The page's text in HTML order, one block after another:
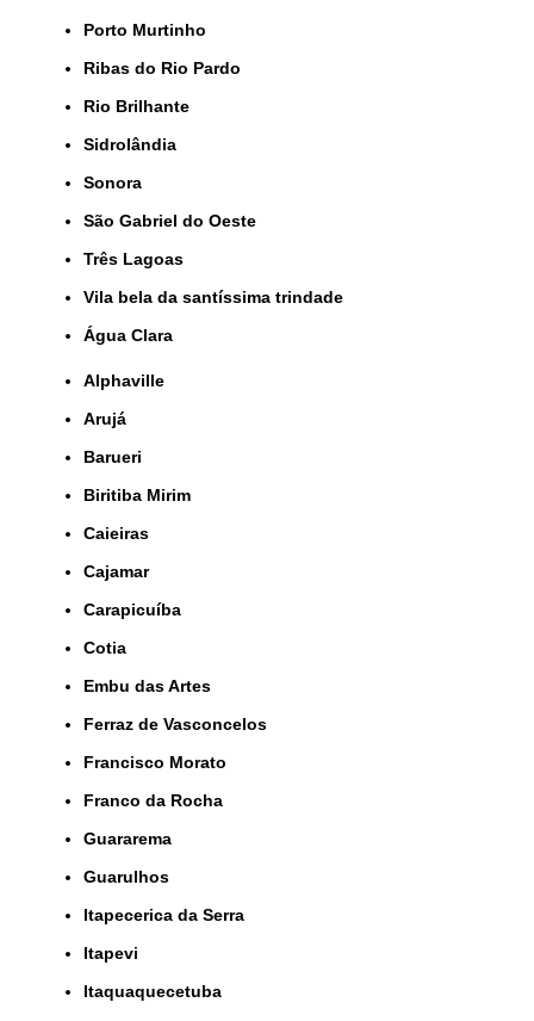
Porto Murtinho
Ribas do Rio Pardo
Rio Brilhante
Sidrolândia
Sonora
São Gabriel do Oeste
Três Lagoas
Vila bela da santíssima trindade
Água Clara
Alphaville
Arujá
Barueri
Biritiba Mirim
Caieiras
Cajamar
Carapicuíba
Cotia
Embu das Artes
Ferraz de Vasconcelos
Francisco Morato
Franco da Rocha
Guararema
Guarulhos
Itapecerica da Serra
Itapevi
Itaquaquecetuba